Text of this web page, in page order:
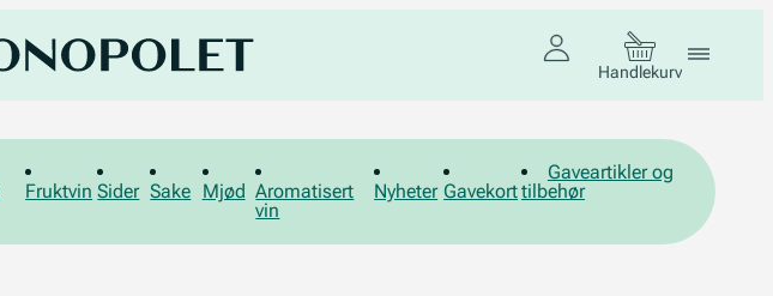
Handlekurv
Fruktvin Sider Sake Mjød Aromatisert
vin
Nyheter Gavekort
Gaveartikler og
tilbehør